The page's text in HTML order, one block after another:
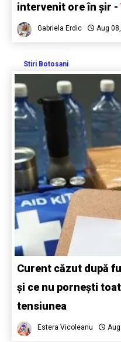
intervenit ore în șir -
Gabriela Erdic Aug
Stiri Botosani
Curent căzut după
și ce nu pornești
tensiunea
Estera Vicoleanu